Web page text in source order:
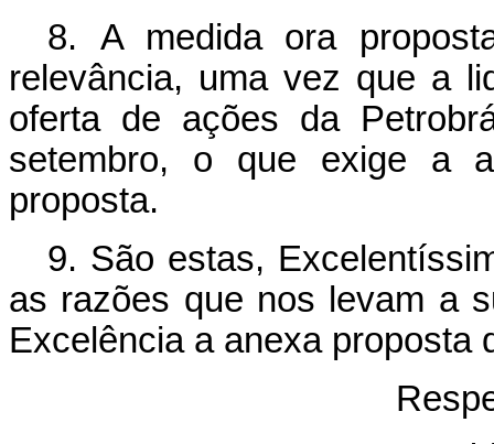
8. A medida ora
relevância, uma vez que a
oferta de ações da
setembro, o que exige a
proposta.
9. São estas,
as razões que nos levam a
Excelência a anexa proposta